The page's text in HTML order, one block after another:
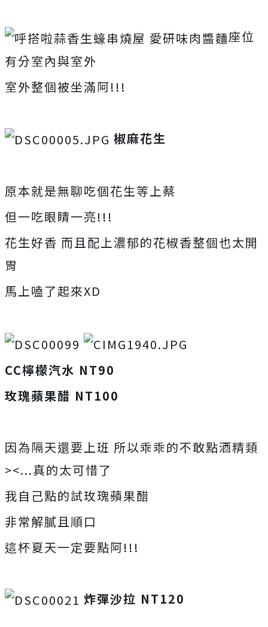
座位
有分室內與室外
室外整個被坐滿阿!!!
椒麻花生
原本就是無聊吃個花生等上蔡
但一吃眼睛一亮!!!
花生好香 而且配上濃郁的花椒香整個也太開
胃
馬上嗑了起來XD
CC檸檬汽水 NT90
玫瑰蘋果醋 NT100
因為隔天還要上班 所以乖乖的不敢點酒精類
><...真的太可惜了
我自己點的試玫瑰蘋果醋
非常解膩且順口
這杯夏天一定要點阿!!!
炸彈沙拉 NT120